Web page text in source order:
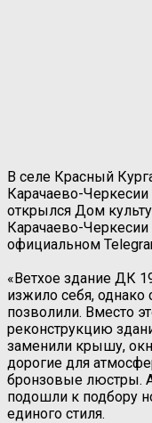
В селе Красный
Карачаево-
открылся Дом
Карачаево-
официальном
«Ветхое здание ДК
изжило себя, однако
позволили. Вместо
реконструкцию
заменили крышу,
дорогие для
бронзовые люстры.
подошли к подбору
единого стиля.